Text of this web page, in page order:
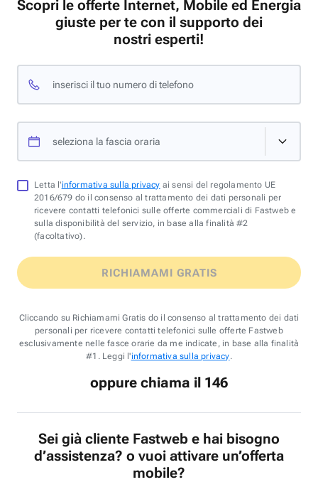
Scopri le offerte Internet, Mobile ed Energia
giuste per te con il supporto dei
nostri esperti!
inserisci il tuo numero di telefono
seleziona la fascia oraria
Letta l'informativa sulla privacy ai sensi del regolamento UE
2016/679 do il consenso al trattamento dei dati personali per
ricevere contatti telefonici sulle offerte commerciali di Fastweb e
sulla disponibilità del servizio, in base alla finalità #2
(facoltativo).
RICHIAMAMI GRATIS
Cliccando su Richiamami Gratis do il consenso al trattamento dei dati
personali per ricevere contatti telefonici sulle offerte Fastweb
esclusivamente nelle fasce orarie da me indicate, in base alla finalità
#1. Leggi l'informativa sulla privacy.
oppure chiama il 146
Sei già cliente Fastweb e hai bisogno
d’assistenza? o vuoi attivare un’offerta
mobile?